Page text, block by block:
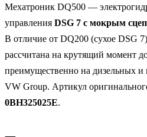
Мехатроник DQ500 —
управления DSG 7 с мокрым
В отличие от DQ200 (сухое DSG
рассчитана на крутящий момент
преимущественно на дизельных
VW Group. Артикул
0BH325025E.